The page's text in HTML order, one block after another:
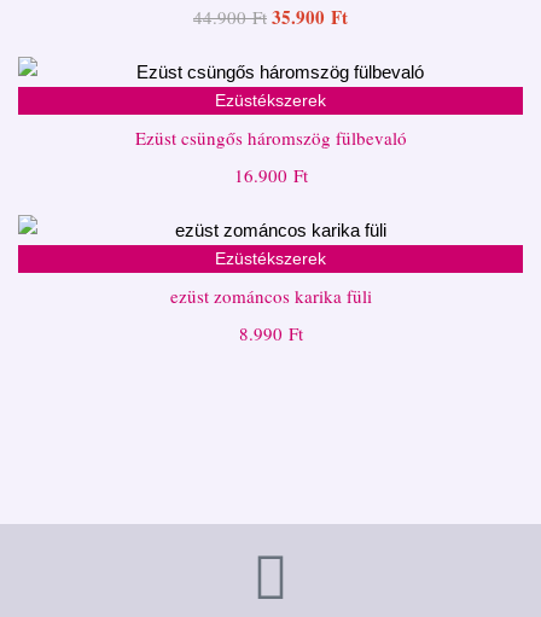
44.900Ft 35.900 Ft
Ezüstékszerek
Ezüst csüngős háromszög fülbevaló
16.900 Ft
Ezüstékszerek
ezüst zománcos karika füli
8.990 Ft